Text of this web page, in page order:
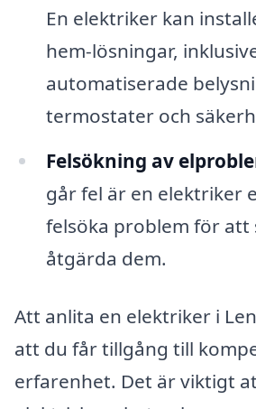
En elektriker kan
hem-lösningar,
automatiserade
termostater och
Felsökning av
går fel är en elektriker
felsöka problem för att
åtgärda dem.
Att anlita en elektriker i
att du får tillgång till
erfarenhet. Det är viktigt